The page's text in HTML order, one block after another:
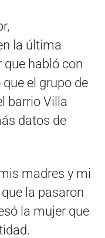
la última
que habló con
el grupo de
barrio Villa
datos de
madres y mi
la pasaron
la mujer que